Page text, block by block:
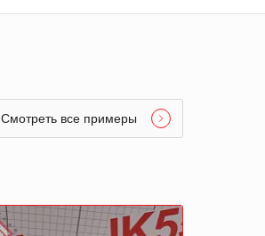
Смотреть все примеры